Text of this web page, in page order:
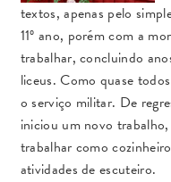
textos, apenas pelo
11º ano, porém com a
trabalhar, concluindo
liceus. Como quase
o serviço militar. De
iniciou um novo
trabalhar como
atividades de escuteiro.